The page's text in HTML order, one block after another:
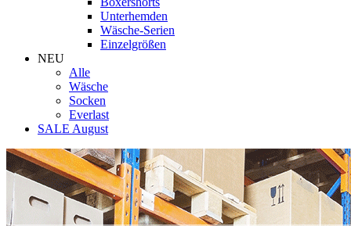
Unterhemden
Wäsche-Serien
Einzelgrößen
NEU
Alle
Wäsche
Socken
Everlast
SALE August